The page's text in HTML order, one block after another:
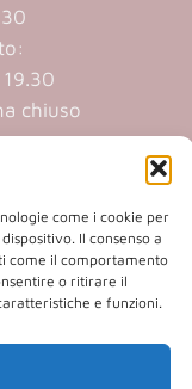
come i cookie per
Il consenso a
come il comportamento
o ritirare il
e funzioni.
chiuso
MN
i.v.